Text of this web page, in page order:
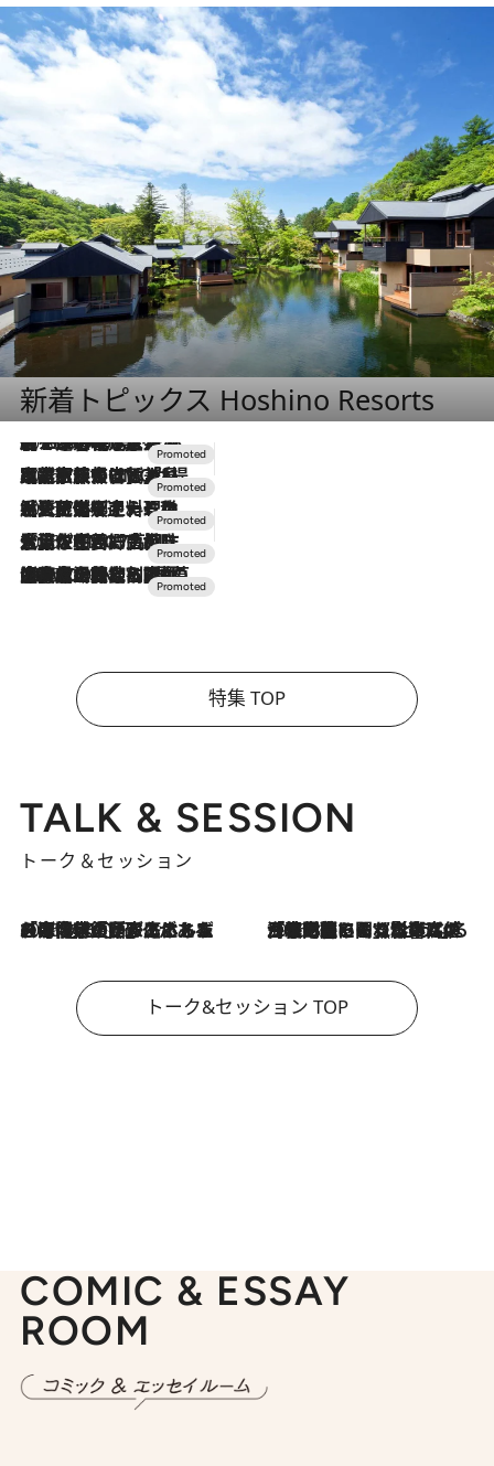
新着トピックス Hoshino Resorts
2026.8.7
【トンボの足水浴】ヒノキの香りに包まれて涼感マックス！約13℃の湧水かけ流しを避暑地「星野温泉 トンボの湯」で体験
2026.7.31
【ホテル帰省】という選択肢をOMOが提案。家族とほどよい距離を保つには「昼は実家、夜は気兼ねなくホテルで！」
2026.7.24
【夏限定ディナーコース】旬を迎える稚鮎や花ズッキーニなどをイタリア・トスカーナの郷土料理の手法で満喫！
2026.7.17
「土佐和ハーブかき氷」がOMO7高知に登場！生姜、山椒、大葉など目にも舌にも涼を呼ぶ郷土の味
2026.7.10
NEW OPEN！【界 草津】名湯の地に誕生。趣の異なる2種の温泉と上州ならではの会席・蕎麦割烹など美食を味わう究極の癒やし旅
特集 TOP
TALK & SESSION
トーク＆セッション
2026.8.3
「今後値上げがあるとすれば…」「リスクがあるのは今年の冬」エネルギー専門家が語る、ホルムズ海峡封鎖が家庭にもたらす“ある心配” 2026.8.3
「住宅建てられない…」「サーチャージ料の高値が続いている」ホルムズ海峡封鎖による影響はいつまで続く？《エネルギー専門家に聞く“どうなる日本の暮らし”》
トーク&セッション TOP
COMIC & ESSAY
ROOM